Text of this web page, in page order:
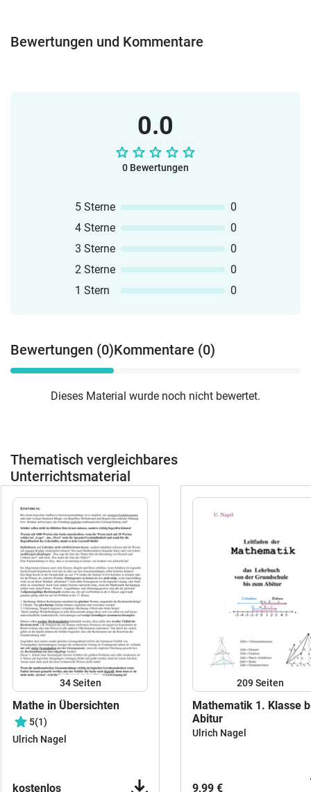
Bewertungen und Kommentare
0.0
0 Bewertungen
5 Sterne
0
4 Sterne
0
3 Sterne
0
2 Sterne
0
1 Stern
0
Bewertungen (0)Kommentare (0)
Dieses Material wurde noch nicht bewertet.
Thematisch vergleichbares
Unterrichtsmaterial
34Seiten
Mathe in Übersichten
5(1)
Ulrich Nagel
kostenlos
209Seiten
Mathematik 1. Klasse
Abitur
Ulrich Nagel
9,99 €